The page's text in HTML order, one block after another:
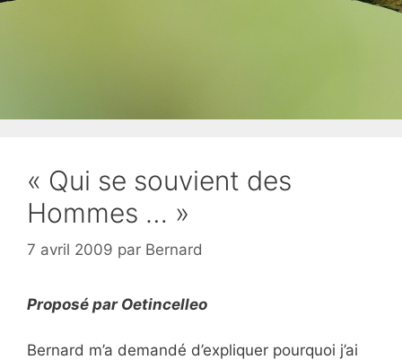
« Qui se souvient des
Hommes … »
7 avril 2009 par Bernard
Proposé par Oetincelleo
Bernard m’a demandé d’expliquer pourquoi j’ai